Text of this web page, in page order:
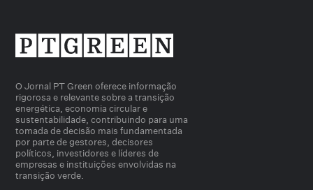
O Jornal PT Green oferece informação
rigorosa e relevante sobre a transição
energética, economia circular e
sustentabilidade, contribuindo para uma
tomada de decisão mais fundamentada
por parte de gestores, decisores
políticos, investidores e líderes de
empresas e instituições envolvidas na
transição verde.